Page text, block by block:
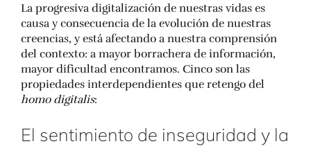
La progresiva digitalización de nuestras vidas es
causa y consecuencia de la evolución de nuestras
creencias, y está afectando a nuestra comprensión
del contexto: a mayor borrachera de información,
mayor dificultad encontramos. Cinco son las
propiedades interdependientes que retengo del
homo digitalis:
El sentimiento de inseguridad y la